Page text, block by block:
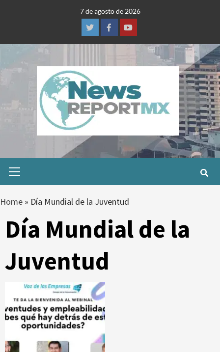
7 de agosto de 2026
TwitterFacebookYoutube
Menu
Home » Día Mundial de la Juventud
Día Mundial de la
Juventud